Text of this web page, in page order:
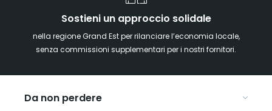
Sostieni un approccio solidale
nella regione Grand Est per rilanciare l’economia locale,
senza commissioni supplementari per i nostri fornitori.
Da non perdere